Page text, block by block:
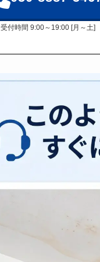
受付時間 9:00～19:00 [月～土]